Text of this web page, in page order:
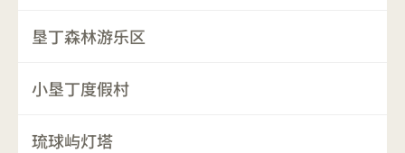
垦丁森林游乐区
小垦丁度假村
琉球屿灯塔